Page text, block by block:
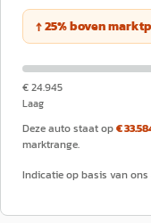
↑25%boven
€ 24.945
Laag
Deze auto staat op€
marktrange.
Indicatie op basis van ons